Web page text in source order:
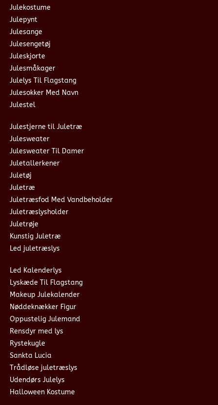
Julekostume
Julepynt
Julesange
Julesengetøj
Juleskjorte
Julesmåkager
Julelys Til Flagstang
Julesokker Med Navn
Julestel
Julestjerne til Juletræ
Julesweater
Julesweater Til Damer
Juletallerkener
Juletøj
Juletræ
Juletræsfod Med Vandbeholder
Juletræslysholder
Juletrøje
Kunstig Juletræ
Led juletræslys
Led Kalenderlys
Lyskæde Til Flagstang
Makeup Julekalender
Nøddeknækker Figur
Oppustelig Julemand
Rensdyr med lys
Rystekugle
Sankta Lucia
Trådløse juletræslys
Udendørs Julelys
Halloween Kostume